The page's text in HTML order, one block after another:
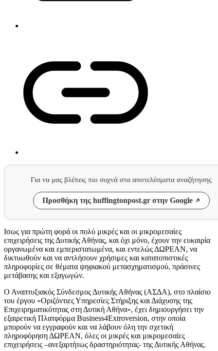
Για να μας βλέπεις πιο συχνά στα αποτελέσματα αναζήτησης
Προσθήκη της huffingtonpost.gr στην Google
Ισως για πρώτη φορά οι πολύ μικρές και οι μικρομεσαίες
επιχειρήσεις της Δυτικής Αθήνας, και όχι μόνο, έχουν την ευκαιρία
οργανωμένα και εμπεριστατωμένα, και εντελώς ΔΩΡΕΑΝ, να
δικτυωθούν και να αντλήσουν χρήσιμες και κατατοπιστικές
πληροφορίες σε θέματα ψηφιακού μετασχηματισμού, πράσινες
μετάβασης και εξαγωγών.
Ο Αναπτυξιακός Σύνδεσμος Δυτικής Αθήνας (ΑΣΔΑ), στο πλαίσιο
του έργου «Οριζόντιες Υπηρεσίες Στήριξης και Διάχυσης της
Επιχειρηματικότητας στη Δυτική Αθήνα», έχει δημιουργήσει την
εξαιρετική Πλατφόρμα Business4Extroversion, στην οποία
μπορούν να εγγραφούν και να λάβουν όλη την σχετική
πληροφόρηση ΔΩΡΕΑΝ, όλες οι μικρές και μικρομεσαίες
επιχειρήσεις –ανεξαρτήτως δραστηριότητας- της Δυτικής Αθήνας.